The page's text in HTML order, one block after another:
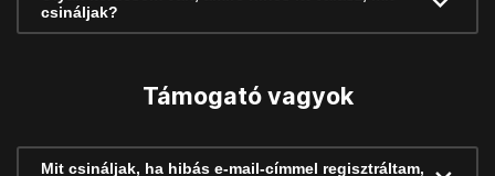
csináljak?
Támogató vagyok
Mit csináljak, ha hibás e-mail-címmel regisztráltam,